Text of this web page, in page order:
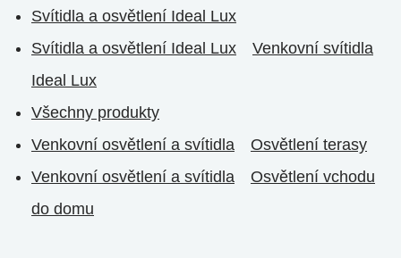
Svítidla a osvětlení Ideal Lux
Svítidla a osvětlení Ideal Lux
Venkovní svítidla
Ideal Lux
Všechny produkty
Venkovní osvětlení a svítidla
Osvětlení terasy
Venkovní osvětlení a svítidla
Osvětlení vchodu
do domu